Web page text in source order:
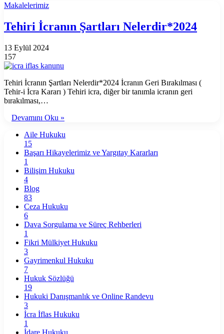
Makalelerimiz
Tehiri İcranın Şartları Nelerdir*2024
13 Eylül 2024
157
Tehiri İcranın Şartları Nelerdir*2024 İcranın Geri Bırakılması (
Tehir-i İcra Kararı ) Tehiri icra, diğer bir tanımla icranın geri
bırakılması,…
Devamını Oku »
Aile Hukuku
15
Başarı Hikayelerimiz ve Yargıtay Kararları
1
Bilişim Hukuku
4
Blog
83
Ceza Hukuku
6
Dava Sorgulama ve Süreç Rehberleri
1
Fikri Mülkiyet Hukuku
3
Gayrimenkul Hukuku
7
Hukuk Sözlüğü
19
Hukuki Danışmanlık ve Online Randevu
3
İcra İflas Hukuku
1
İdare Hukuku